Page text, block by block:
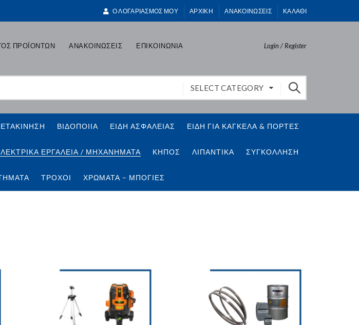
Ο ΛΟΓΑΡΙΑΣΜΟΣ ΜΟΥ ΑΡΧΙΚΗ ΑΝΑΚΟΙΝΩΣΕΙΣ ΚΑΛΑΘΙ
ΠΡΟΪΟΝΤΩΝ ΑΝΑΚΟΙΝΩΣΕΙΣ ΕΠΙΚΟΙΝΩΝΙΑ Login / Register
SELECT CATEGORY
ΒΙΔΟΠΟΙΙΑ ΕΙΔΗ ΑΣΦΑΛΕΙΑΣ ΕΙΔΗ ΓΙΑ ΚΑΓΚΕΛΑ & ΠΟΡΤΕΣ
ΕΡΓΑΛΕΙΑ / ΜΗΧΑΝΗΜΑΤΑ ΚΗΠΟΣ ΛΙΠΑΝΤΙΚΑ ΣΥΓΚΟΛΛΗΣΗ
ΤΡΟΧΟΙ ΧΡΩΜΑΤΑ – ΜΠΟΓΙΕΣ